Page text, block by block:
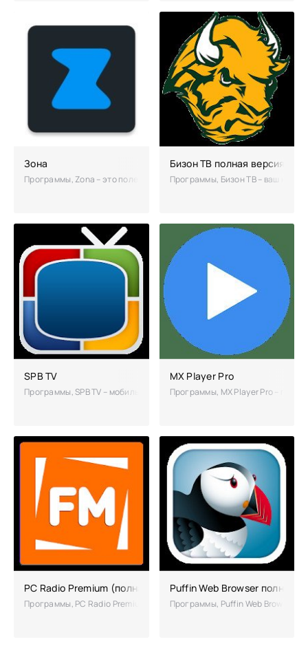
Зона
Программы, Zona – это полезная программа придется по вкусу
Бизон ТВ полная версия
Программы, Бизон ТВ – ваш
SPB TV
Программы, SPB TV – мобильное приложение подарит вам
MX Player Pro
Программы, MX Player Pro –
PC Radio Premium (полная версия)
Программы, PC Radio Premium – возможность слушать радио,
Puffin Web Browser полная
Программы, Puffin Web Browser –